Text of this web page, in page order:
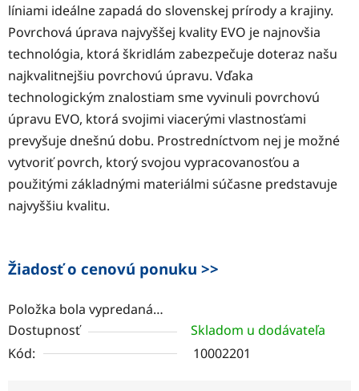
líniami ideálne zapadá do slovenskej prírody a krajiny.
Povrchová úprava najvyššej kvality EVO je najnovšia
technológia, ktorá škridlám zabezpečuje doteraz našu
najkvalitnejšiu povrchovú úpravu. Vďaka
technologickým znalostiam sme vyvinuli povrchovú
úpravu EVO, ktorá svojimi viacerými vlastnosťami
prevyšuje dnešnú dobu. Prostredníctvom nej je možné
vytvoriť povrch, ktorý svojou vypracovanosťou a
použitými základnými materiálmi súčasne predstavuje
najvyššiu kvalitu.
Žiadosť o cenovú ponuku >>
Položka bola vypredaná…
Dostupnosť
Skladom u dodávateľa
Kód:
10002201